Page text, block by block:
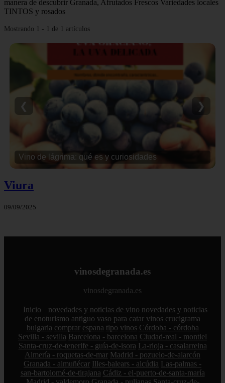
manera de descubrir Granada, Afrutados Frescos Variedades locales
TINTOS y rosados
Mostrando 1 - 1 de 1 artículos
Vino de lágrima: qué es y curiosidades
❮ ❯
Viura
09/09/2025
vinosdegranada.es
vinosdegranada.es
Inicio novedades y noticias de vino novedades y noticias
de enoturismo antiguo vaso para catar vinos crucigrama
bulgaria comprar espana tipo vinos Córdoba - córdoba
Sevilla - sevilla Barcelona - barcelona Ciudad-real - montiel
Santa-cruz-de-tenerife - guía-de-isora La-rioja - casalarreina
Almería - roquetas-de-mar Madrid - pozuelo-de-alarcón
Granada - almuñécar Illes-balears - alcúdia Las-palmas -
san-bartolomé-de-tirajana Cádiz - el-puerto-de-santa-maría